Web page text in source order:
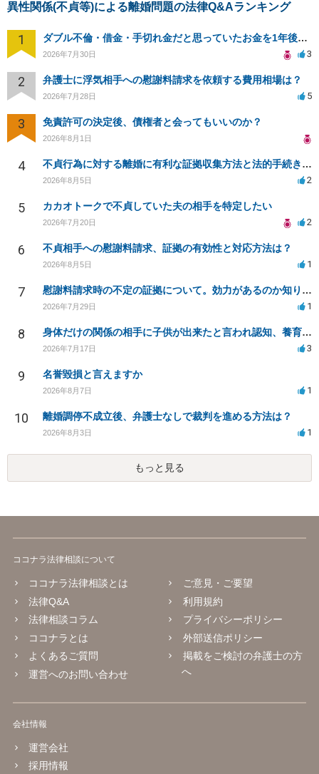
異性関係(不貞等)による離婚問題の法律Q&Aランキング
1 ダブル不倫・借金・手切れ金だと思っていたお金を1年後いまさら脅迫罪として通知書が来てまとめて請求
2026年7月30日 3
2 弁護士に浮気相手への慰謝料請求を依頼する費用相場は？
2026年7月28日 5
3 免責許可の決定後、債権者と会ってもいいのか？
2026年8月1日
4 不貞行為に対する離婚に有利な証拠収集方法と法的手続きについて
2026年8月5日 2
5 カカオトークで不貞していた夫の相手を特定したい
2026年7月20日 2
6 不貞相手への慰謝料請求、証拠の有効性と対応方法は？
2026年8月5日 1
7 慰謝料請求時の不定の証拠について。効力があるのか知りたい。
2026年7月29日 1
8 身体だけの関係の相手に子供が出来たと言われ認知、養育費を要求されているが自身の子供か分からない
2026年7月17日 3
9 名誉毀損と言えますか
2026年8月7日 1
10 離婚調停不成立後、弁護士なしで裁判を進める方法は？
2026年8月3日 1
もっと見る
ココナラ法律相談について
ココナラ法律相談とは
法律Q&A
法律相談コラム
ココナラとは
よくあるご質問
運営へのお問い合わせ
ご意見・ご要望
利用規約
プライバシーポリシー
外部送信ポリシー
掲載をご検討の弁護士の方
へ
会社情報
運営会社
採用情報